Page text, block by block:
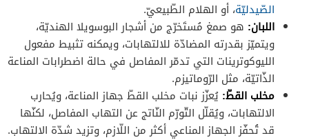
الصّيدليّة، أو الهلام الطّبيعيّ.
اللبان: هو صمغ مُستَخرّج من أشجار البوسويلا الهنديّة،
ويتميّز بقدرته المضادّة للالتهابات، ويمكنه تثبيط مفعول
الليوكوترينات التي تدمّر المفاصل في حالة اضطرابات المناعة
الذّاتيّة، مثل الرّوماتيزم.
مخلب القطّ: يُعزّز نبات مخلب القطّ جهاز المناعة، ويُحارب
الالتهابات، ويُقلّل التّورّم النّاتج عن التهاب المفاصل، لكنّها
قد تُحفّز الجهاز المناعي أكثر من اللّازم، وتزيد شدّة الالتهاب.